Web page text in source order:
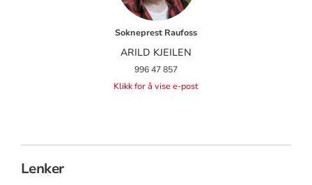
Sokneprest Raufoss
ARILD KJEILEN
996 47 857
Klikk for å vise e-post
Lenker